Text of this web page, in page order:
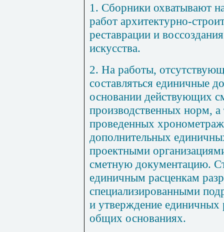
1. Сборники охватывают
работ архитектурно-
реставрации и
искусства.
2. На работы,
составляться единичные
основании действующих
производственных норм, а
проведенных хронометраж
дополнительных
проектными
сметную документацию.
единичным расценкам
специализированными
и утверждение единичных
общих основаниях.